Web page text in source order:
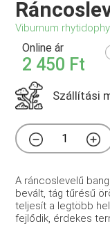
Viburnum
Online ár
2 450 Ft
Szállítási
A ráncoslevelű
bevált, tág tűrésű
teljesít a legtöbb
fejlődik, érdekes